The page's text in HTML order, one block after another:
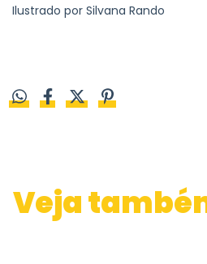
Ilustrado por Silvana Rando
Veja